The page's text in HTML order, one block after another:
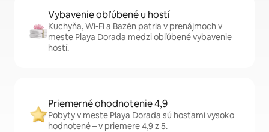
Vybavenie obľúbené u hostí
Kuchyňa, Wi-Fi a Bazén patria v prenájmoch v
meste Playa Dorada medzi obľúbené vybavenie
hostí.
Priemerné ohodnotenie 4,9
Pobyty v meste Playa Dorada sú hosťami vysoko
hodnotené – v priemere 4,9 z 5.